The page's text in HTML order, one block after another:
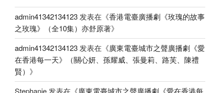
admin41342134123发表在《香港電臺廣播劇《玫瑰的故事
之玫瑰》（全10集）亦舒原著》
admin41342134123发表在《廣東電臺城市之聲廣播劇《愛
在香港每一天》（關心妍、孫耀威、張曼莉、路芙、陳禮
賢） 》
Stephanie发表在《廣東電臺城市之聲廣播劇《愛在香港每